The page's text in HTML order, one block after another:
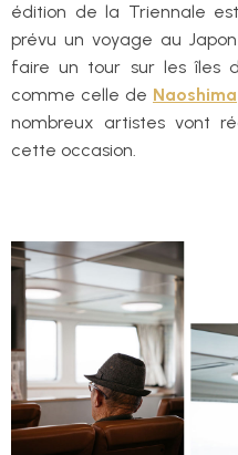
édition de la Triennale
prévu un voyage au
faire un tour sur les îles
comme celle de Naoshima
nombreux artistes vont
cette occasion.